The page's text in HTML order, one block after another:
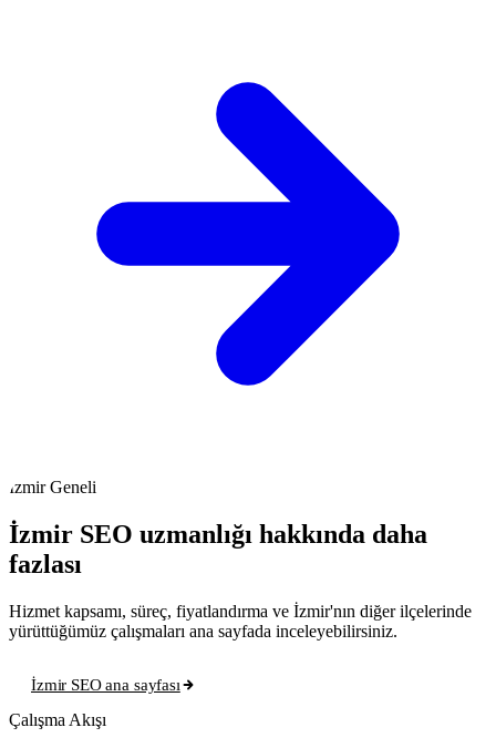
İzmir Geneli
İzmir SEO uzmanlığı hakkında daha
fazlası
Hizmet kapsamı, süreç, fiyatlandırma ve İzmir'nın diğer ilçelerinde
yürüttüğümüz çalışmaları ana sayfada inceleyebilirsiniz.
İzmir SEO ana sayfası
Çalışma Akışı